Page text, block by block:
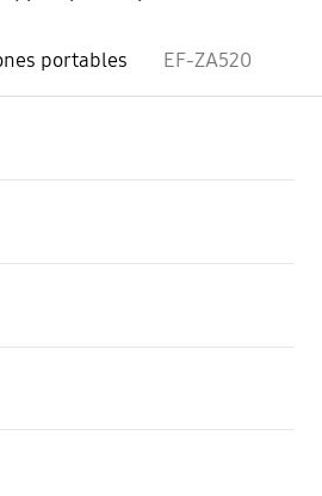
portables
EF-ZA520